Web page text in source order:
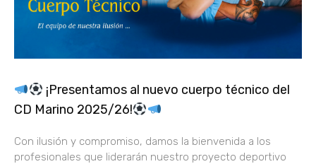
¡Presentamos al nuevo cuerpo técnico del
CD Marino 2025/26!
Con ilusión y compromiso, damos la bienvenida a los
profesionales que liderarán nuestro proyecto deportivo